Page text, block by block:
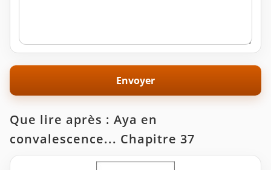
Que lire après : Aya en
convalescence... Chapitre 37